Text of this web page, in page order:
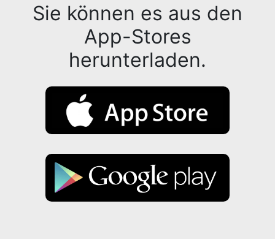
Sie können es aus den
App-Stores
herunterladen.